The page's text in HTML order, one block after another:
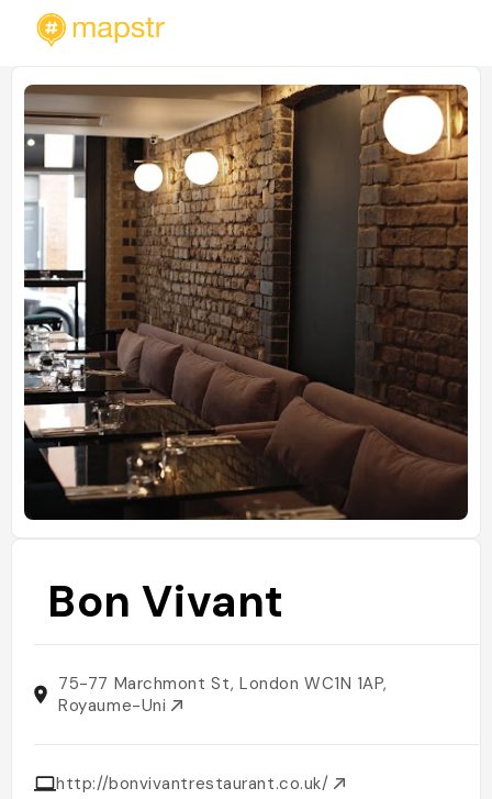
Bon Vivant
75-77 Marchmont St, London WC1N 1AP,
Royaume-Uni
http://bonvivantrestaurant.co.uk/